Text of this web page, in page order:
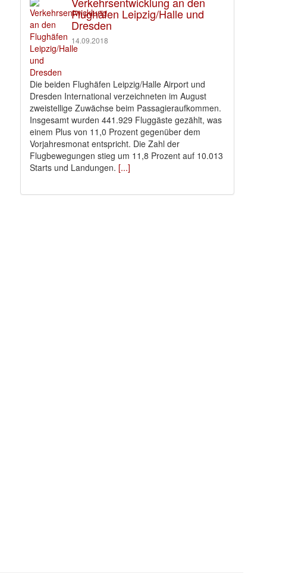
Flughäfen Leipzig/Halle und
Dresden
14.09.2018
Die beiden Flughäfen Leipzig/Halle Airport und
Dresden International verzeichneten im August
zweistellige Zuwächse beim Passagieraufkommen.
Insgesamt wurden 441.929 Fluggäste gezählt, was
einem Plus von 11,0 Prozent gegenüber dem
Vorjahresmonat entspricht. Die Zahl der
Flugbewegungen stieg um 11,8 Prozent auf 10.013
Starts und Landungen. [...]